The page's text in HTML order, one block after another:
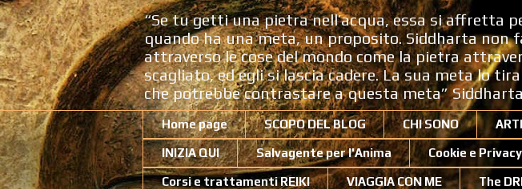
“Se tu getti una pietra nell’acqua, essa si affretta
quando ha una meta, un proposito. Siddharta non
attraverso le cose del mondo come la pietra
scagliato, ed egli si lascia cadere. La sua meta lo
che potrebbe contrastare a questa meta”
Home page SCOPO DEL BLOG CHI SONO
INIZIA QUI Salvagente per l'Anima Cookie e Privacy
Corsi e trattamenti REIKI VIAGGIA CON ME The